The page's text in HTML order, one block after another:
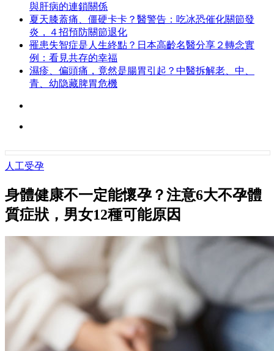
與肝病的連鎖關係
夏天膝蓋痛、僵硬卡卡？醫警告：吃冰恐催化關節發
炎，４招預防關節退化
罹患失智症是人生終點？日本高齡名醫分享２轉念實
例：看見共存的幸福
濕疹、偏頭痛，竟然是腸胃引起？中醫拆解老、中、
青、幼隐藏脾胃危機
人工受孕
身體健康不一定能懷孕？注意6大不孕體
質症狀，男女12種可能原因